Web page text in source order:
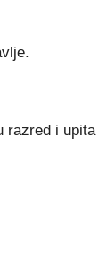
razred i upita